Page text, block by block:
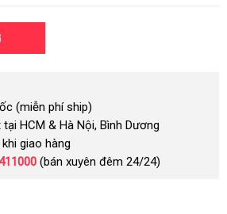
(miễn phí ship)
HCM & Hà Nội, Bình Dương
giao hàng
(bán xuyên đêm 24/24)